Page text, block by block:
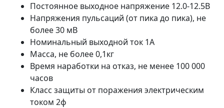
Постоянное выходное напряжение 12.0-12.5В
Напряжения пульсаций (от пика до пика), не
более 30 мВ
Номинальный выходной ток 1А
Масса, не более 0,1кг
Время наработки на отказ, не менее 100 000
часов
Класс защиты от поражения электрическим
током 2ф